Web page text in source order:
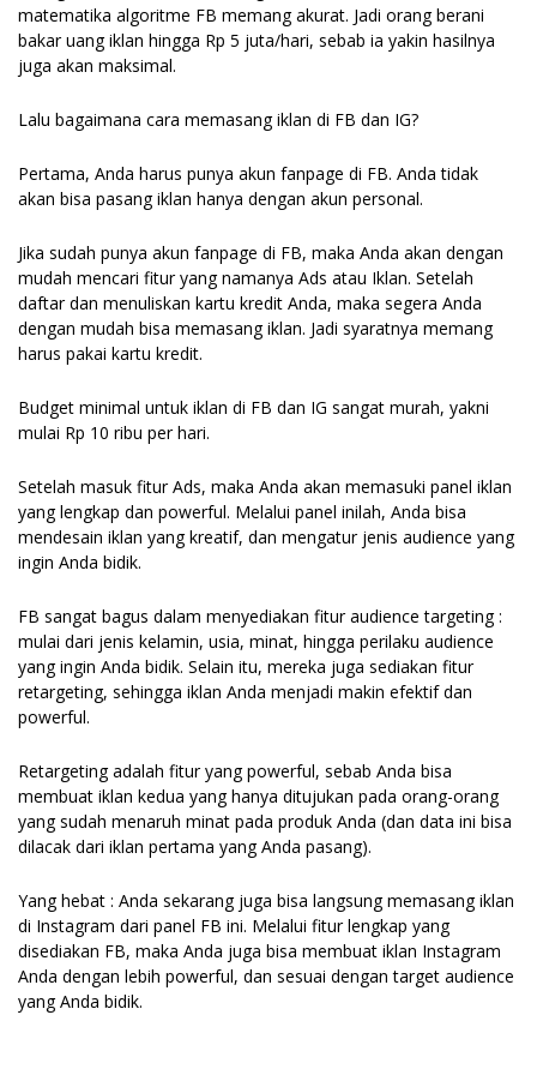
matematika algoritme FB memang akurat. Jadi orang berani
bakar uang iklan hingga Rp 5 juta/hari, sebab ia yakin hasilnya
juga akan maksimal.
Lalu bagaimana cara memasang iklan di FB dan IG?
Pertama, Anda harus punya akun fanpage di FB. Anda tidak
akan bisa pasang iklan hanya dengan akun personal.
Jika sudah punya akun fanpage di FB, maka Anda akan dengan
mudah mencari fitur yang namanya Ads atau Iklan. Setelah
daftar dan menuliskan kartu kredit Anda, maka segera Anda
dengan mudah bisa memasang iklan. Jadi syaratnya memang
harus pakai kartu kredit.
Budget minimal untuk iklan di FB dan IG sangat murah, yakni
mulai Rp 10 ribu per hari.
Setelah masuk fitur Ads, maka Anda akan memasuki panel iklan
yang lengkap dan powerful. Melalui panel inilah, Anda bisa
mendesain iklan yang kreatif, dan mengatur jenis audience yang
ingin Anda bidik.
FB sangat bagus dalam menyediakan fitur audience targeting :
mulai dari jenis kelamin, usia, minat, hingga perilaku audience
yang ingin Anda bidik. Selain itu, mereka juga sediakan fitur
retargeting, sehingga iklan Anda menjadi makin efektif dan
powerful.
Retargeting adalah fitur yang powerful, sebab Anda bisa
membuat iklan kedua yang hanya ditujukan pada orang-orang
yang sudah menaruh minat pada produk Anda (dan data ini bisa
dilacak dari iklan pertama yang Anda pasang).
Yang hebat : Anda sekarang juga bisa langsung memasang iklan
di Instagram dari panel FB ini. Melalui fitur lengkap yang
disediakan FB, maka Anda juga bisa membuat iklan Instagram
Anda dengan lebih powerful, dan sesuai dengan target audience
yang Anda bidik.